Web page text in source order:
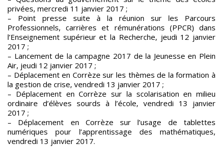
privées, mercredi 11 janvier 2017 ;
– Point presse suite à la réunion sur les Parcours
Professionnels, carrières et rémunérations (PPCR) dans
l’Enseignement supérieur et la Recherche, jeudi 12 janvier
2017 ;
– Lancement de la campagne 2017 de la Jeunesse en Plein
Air, jeudi 12 janvier 2017 ;
– Déplacement en Corrèze sur les thèmes de la formation à
la gestion de crise, vendredi 13 janvier 2017 ;
– Déplacement en Corrèze sur la scolarisation en milieu
ordinaire d’élèves sourds à l’école, vendredi 13 janvier
2017 ;
– Déplacement en Corrèze sur l’usage de tablettes
numériques pour l’apprentissage des mathématiques,
vendredi 13 janvier 2017.